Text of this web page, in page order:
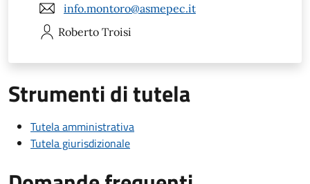
info.montoro@asmepec.it
Roberto Troisi
Strumenti di tutela
Tutela amministrativa
Tutela giurisdizionale